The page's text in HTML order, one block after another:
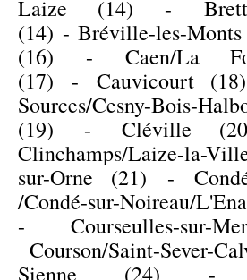
Laize (14) -
(14) -Bréville-les-
(16) - Caen/La
(17) - Cauvicourt (18)
Sources/Cesny-Bois-
(19) - Cléville
Clinchamps/Laize-la-
sur-Orne (21) -
/Condé-sur-
- Courseulles-sur-
Courson/Saint-Sever-
Sienne (24)